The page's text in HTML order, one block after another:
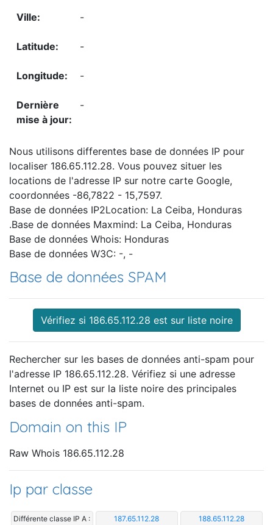
-
-
-
-
Nous utilisons differentes base de données IP pour
localiser 186.65.112.28. Vous pouvez situer les
locations de l'adresse IP sur notre carte Google,
coordonnées -86,7822 - 15,7597.
Base de données IP2Location: La Ceiba, Honduras
.Base de données Maxmind: La Ceiba, Honduras
Base de données Whois: Honduras
Base de données W3C: -, -
Base de données SPAM
Vérifiez si 186.65.112.28 est sur liste noire
Rechercher sur les bases de données anti-spam pour
l'adresse IP 186.65.112.28. Vérifiez si une adresse
Internet ou IP est sur la liste noire des principales
bases de données anti-spam.
Domain on this IP
Raw Whois 186.65.112.28
Ip par classe
Différente classe IP A : 187.65.112.28 188.65.112.28